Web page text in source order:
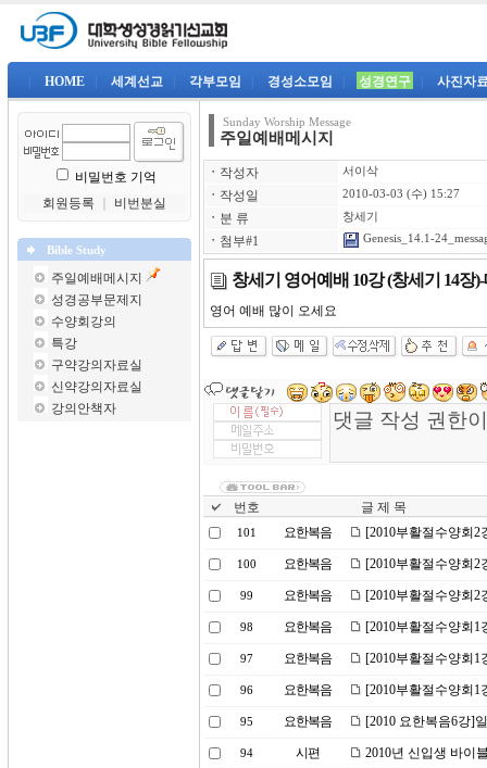
HOME 세계선교 각부모임 경성소모임 성경연구 사진자
비밀번호 기억
회원등록
비번분실
Bible Study
주일예배메시지
성경공부문제지
수양회강의
특강
구약강의자료실
신약강의자료실
강의안책자
Sunday Worship Message
주일예배메시지
ㆍ 작성자 서이삭
ㆍ 작성일 2010-03-03 (수) 15:27
ㆍ 분 류 창세기
ㆍ 첨부#1 Genesis_14.1-
창세기 영어예배 10강 (창세기 14장
영어 예배 많이 오세요
번호 글 제 목
101 요한복음 [2010부활절수양회
100 요한복음 [2010부활절수양회
99 요한복음 [2010부활절수양회
98 요한복음 [2010부활절수양회
97 요한복음 [2010부활절수양회
96 요한복음 [2010부활절수양회
95 요한복음 [2010 요한복음6강]
94 시편 2010년 신입생 바이